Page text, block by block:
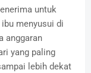
untuk
menyusui di
anggaran
yang paling
lebih dekat